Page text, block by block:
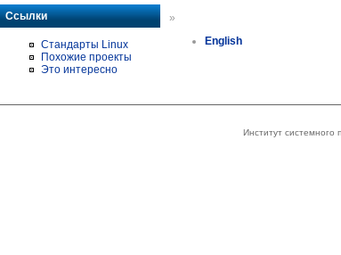
Ссылки
Стандарты Linux
Похожие проекты
Это интересно
»
English
Институт